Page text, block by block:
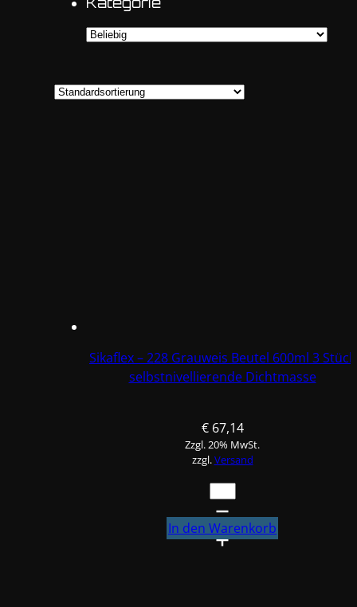
Sikaflex – 228 Grauweis Beutel 600ml 3 Stück
selbstnivellierende Dichtmasse
€67,14
Zzgl. 20% MwSt.
zzgl.Versand
Sikaflex
228
Grauweis
In den Warenkorb